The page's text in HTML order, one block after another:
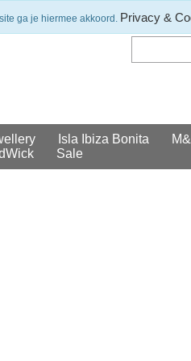
Klantenservice
Isla Ibiza Bonita
Sale
ga je hiermee akkoord. Privacy &